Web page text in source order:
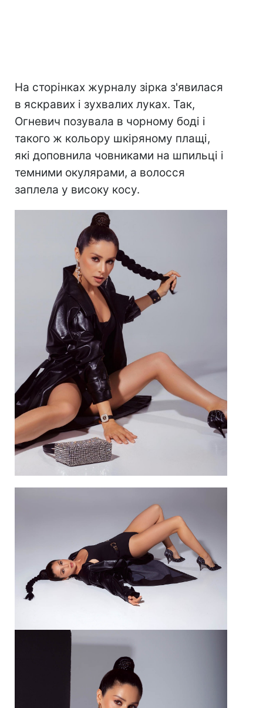
На сторінках журналу зірка з'явилася
в яскравих і зухвалих луках. Так,
Огневич позувала в чорному боді і
такого ж кольору шкіряному плащі,
які доповнила човниками на шпильці і
темними окулярами, а волосся
заплела у високу косу.